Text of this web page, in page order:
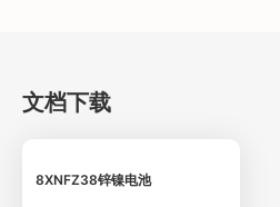
文档下载
8XNFZ38锌镍电池